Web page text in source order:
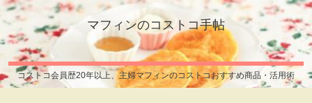
マフィンのコストコ手帖
コストコ会員歴20年以上、主婦マフィンのコストコおすすめ商品・活用術